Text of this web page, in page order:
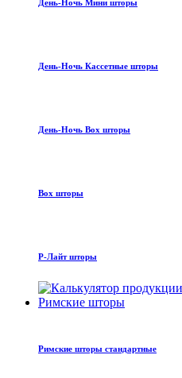
День-Ночь Мини шторы
День-Ночь Кассетные шторы
День-Ночь Box шторы
Box шторы
Р-Лайт шторы
Римские шторы
Римские шторы стандартные